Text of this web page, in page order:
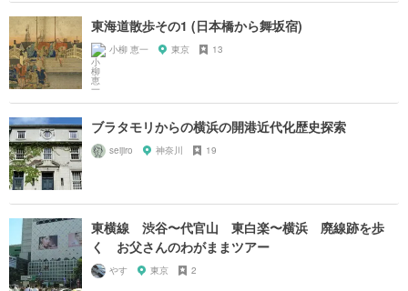
東海道散歩その1 (日本橋から舞坂宿)
小柳 恵一 東京 13
ブラタモリからの横浜の開港近代化歴史探索
seijiro 神奈川 19
東横線 渋谷〜代官山 東白楽〜横浜 廃線跡を歩
く お父さんのわがままツアー
やす 東京 2